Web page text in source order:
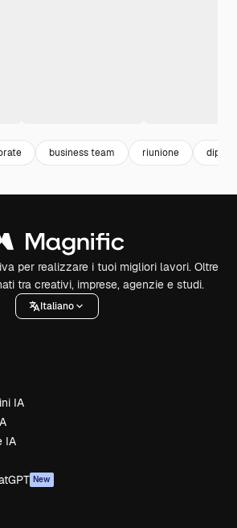
business team riunione
per realizzare i tuoi migliori lavori. Oltre
tra creativi, imprese, agenzie e studi.
Italiano
IA
IA
New